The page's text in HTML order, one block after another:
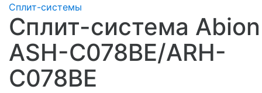
Сплит-системы
Сплит-система Abion
ASH-C078BE/ARH-
C078BE